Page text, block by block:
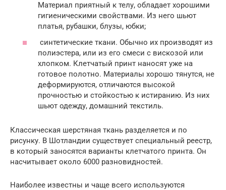
Материал приятный к телу, обладает хорошими
гигиеническими свойствами. Из него шьют
платья, рубашки, блузы, юбки;
синтетические ткани. Обычно их производят из
полиэстера, или из его смеси с вискозой или
хлопком. Клетчатый принт наносят уже на
готовое полотно. Материалы хорошо тянутся, не
деформируются, отличаются высокой
прочностью и стойкостью к истиранию. Из них
шьют одежду, домашний текстиль.
Классическая шерстяная ткань разделяется и по
рисунку. В Шотландии существует специальный реестр,
в который заносятся варианты клетчатого принта. Он
насчитывает около 6000 разновидностей.
Наиболее известны и чаще всего используются